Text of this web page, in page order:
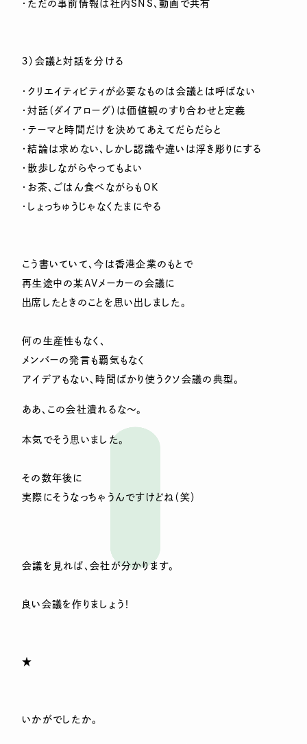
・ただの事前情報は社内SNS、動画で共有
３）会議と対話を分ける
・クリエイティビティが必要なものは会議とは呼ばない
・対話（ダイアローグ）は価値観のすり合わせと定義
・テーマと時間だけを決めてあえてだらだらと
・結論は求めない、しかし認識や違いは浮き彫りにする
・散歩しながらやってもよい
・お茶、ごはん食べながらもOK
・しょっちゅうじゃなくたまにやる
こう書いていて、今は香港企業のもとで
再生途中の某AVメーカーの会議に
出席したときのことを思い出しました。
何の生産性もなく、
メンバーの発言も覇気もなく
アイデアもない、時間ばかり使うクソ会議の典型。
ああ、この会社潰れるな～。
本気でそう思いました。
その数年後に
実際にそうなっちゃうんですけどね（笑）
会議を見れば、会社が分かります。
良い会議を作りましょう！
★
いかがでしたか。